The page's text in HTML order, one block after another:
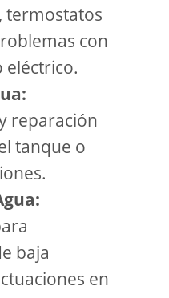
termostatos
con
eléctrico.
reparación
tanque o
baja
en